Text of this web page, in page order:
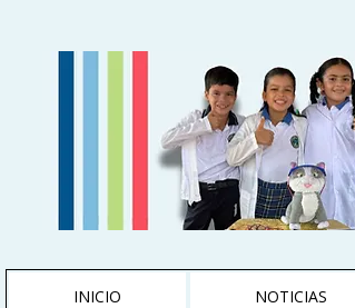
INICIO NOTICIAS